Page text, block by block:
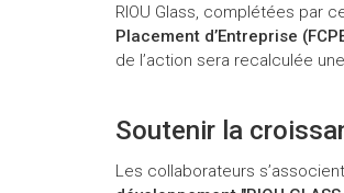
RIOU Glass, complétées par
Placement d’Entreprise
de l’action sera recalculée
Soutenir la
Les collaborateurs